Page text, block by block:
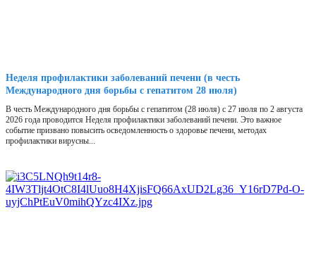
Неделя профилактики заболеваний печени (в честь
Международного дня борьбы с гепатитом 28 июля)
В честь Международного дня борьбы с гепатитом (28 июля) с 27 июля по 2 августа
2026 года проводится Неделя профилактики заболеваний печени. Это важное
событие призвано повысить осведомленность о здоровье печени, методах
профилактики вирусны...